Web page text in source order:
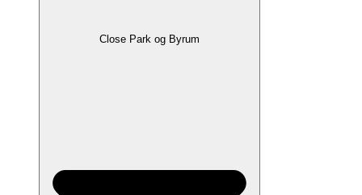
Close Park og Byrum